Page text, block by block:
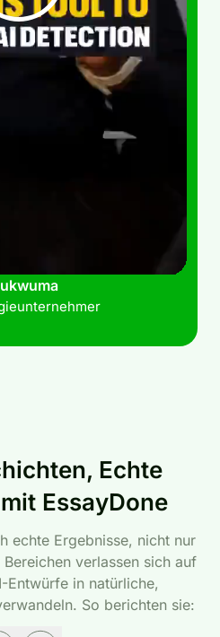
Echte
EssayDone
echte Ergebnisse, nicht nur
verlassen sich auf
Entwürfe in natürliche,
So berichten sie: